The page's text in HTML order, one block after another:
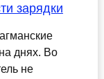
зарядки
днях. Во
не